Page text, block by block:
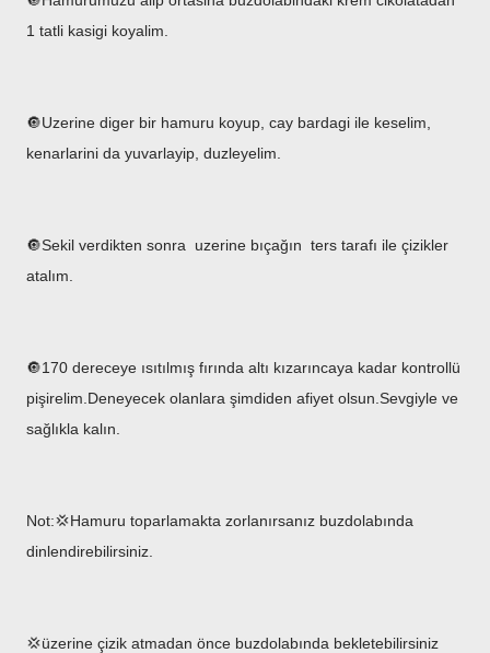
1 tatli kasigi koyalim.
🔘Uzerine diger bir hamuru koyup, cay bardagi ile keselim,
kenarlarini da yuvarlayip, duzleyelim.
🔘Sekil verdikten sonra uzerine bıçağın ters tarafı ile çizikler
atalım.
🔘170 dereceye ısıtılmış fırında altı kızarıncaya kadar kontrollü
pişirelim.Deneyecek olanlara şimdiden afiyet olsun.Sevgiyle ve
sağlıkla kalın.
Not:💢Hamuru toparlamakta zorlanırsanız buzdolabında
dinlendirebilirsiniz.
💢üzerine çizik atmadan önce buzdolabında bekletebilirsiniz